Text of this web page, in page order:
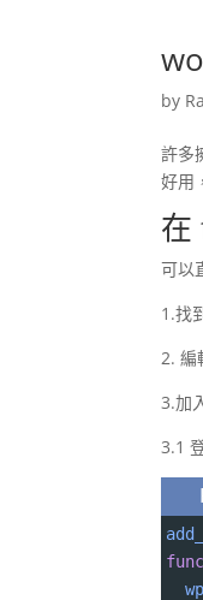
by
許多
好用
在
可以
1.找
2.
3.加
3.1